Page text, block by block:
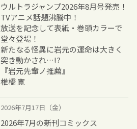
ウルトラジャンプ2026年8月号発売！
TVアニメ話題沸騰中！
放送を記念して表紙・巻頭カラーで
堂々登場！
新たなる怪異に岩元の運命は大きく
突き動かされ…!?
『岩元先輩ノ推薦』
椎橋 寛
2026年7月17日（金）
2026年7月の新刊コミックス